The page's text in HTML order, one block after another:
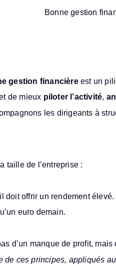
gestion financièreest un
de mieux piloter l’activité,
les dirigeants à
taille de l’entreprise :
doit offrir un rendement élevé.
euro demain.
d’un manque de profit, mais
de ces principes, appliqués